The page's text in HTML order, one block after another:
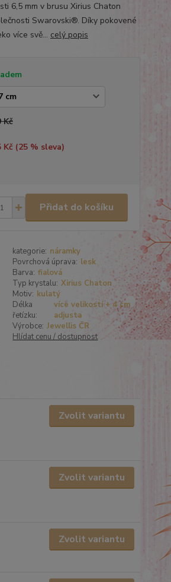
6,5 mm v brusu Xirius Chaton
Swarovski®. Díky pokovené
více svě... celý popis
Kč
Kč (25% sleva)
Přidat do košíku
kategorie: náramky
Povrchová úprava: lesk
Barva: fialová
Typ krystalu: Xirius Chaton
Motiv: kulatý
Délka
řetízku:
více velikostí + 4 cm
adjusta
Výrobce: Jewellis ČR
Hlídat cenu / dostupnost
Zvolit variantu
Zvolit variantu
Zvolit variantu